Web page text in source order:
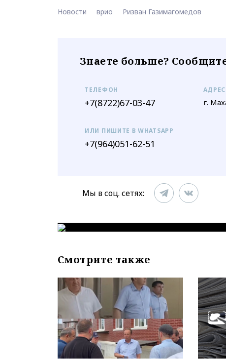
Новости врио Ризван Газимагомедов
Знаете больше?
ТЕЛЕФОН
+7(8722)67-03-47
АДРЕС
г.
ИЛИ ПИШИТЕ В WHATSAPP
+7(964)051-62-51
Мы в соц. сетях:
Смотрите также